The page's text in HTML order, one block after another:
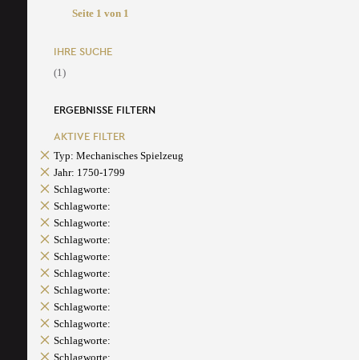
Seite 1 von 1
IHRE SUCHE
(1)
ERGEBNISSE FILTERN
AKTIVE FILTER
Typ: Mechanisches Spielzeug
Jahr: 1750-1799
Schlagworte:
Schlagworte:
Schlagworte:
Schlagworte:
Schlagworte:
Schlagworte:
Schlagworte:
Schlagworte:
Schlagworte:
Schlagworte:
Schlagworte: